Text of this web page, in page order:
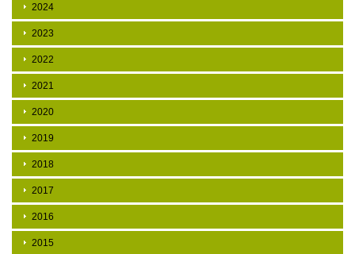
2024
2023
2022
2021
2020
2019
2018
2017
2016
2015